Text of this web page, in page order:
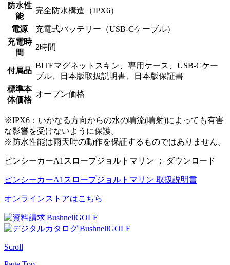
防水性
能
完全防水構造（IPX6）
電源
充電式バッテリー（USB-Cケーブル）
充電時
間
2時間
付属品
BITEマグネットスキン、専用ケース、USB-Cケー
ブル、日本版取扱説明書、日本版保証書
標準本
体価格
オープン価格
※IPX6：いかなる方向からの水の噴流(噴射)によっても有害
な影響を受けないように保護。
※防水性能は雨天時の動作を保証するものではありません。
ピンシーカーA1スロープジョルトマリン ： ダウンロード
ピンシーカーA1スロープジョルトマリン 取扱説明書
オンラインストアはこちら
Scroll